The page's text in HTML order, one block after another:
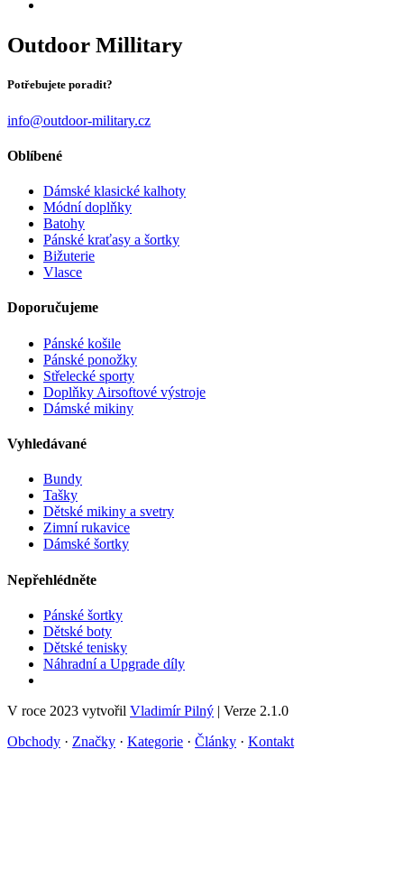
Outdoor Millitary
Potřebujete poradit?
info@outdoor-military.cz
Oblíbené
Dámské klasické kalhoty
Módní doplňky
Batohy
Pánské kraťasy a šortky
Bižuterie
Vlasce
Doporučujeme
Pánské košile
Pánské ponožky
Střelecké sporty
Doplňky Airsoftové výstroje
Dámské mikiny
Vyhledávané
Bundy
Tašky
Dětské mikiny a svetry
Zimní rukavice
Dámské šortky
Nepřehlédněte
Pánské šortky
Dětské boty
Dětské tenisky
Náhradní a Upgrade díly
V roce 2023 vytvořil Vladimír Pilný | Verze 2.1.0
Obchody · Značky · Kategorie · Články · Kontakt